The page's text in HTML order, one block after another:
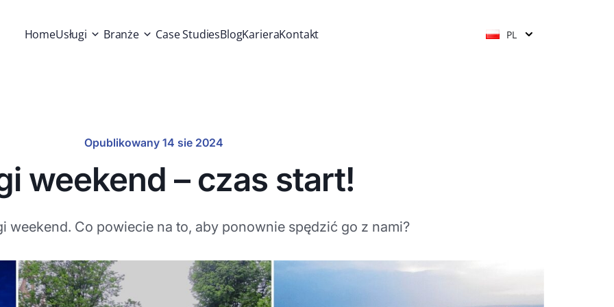
HomeUsługi Branże Case StudiesBlogKarieraKontakt PL
Opublikowany 14 sie 2024
weekend – czas start!
weekend. Co powiecie na to, aby ponownie spędzić go z nami?